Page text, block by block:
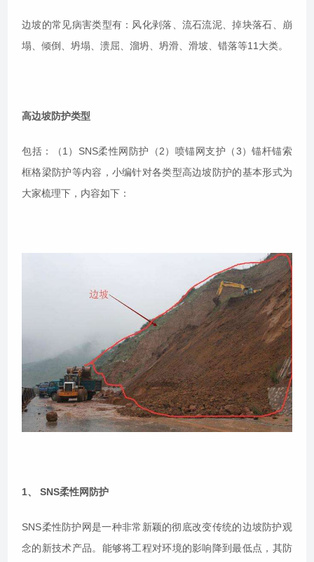
边坡的常见病害类型有：风化剥落、流石流泥、掉块落石、崩
塌、倾倒、坍塌、溃屈、溜坍、坍滑、滑坡、错落等11大类。
高边坡防护类型
包括：（1）SNS柔性网防护（2）喷锚网支护（3）锚杆锚索
框格梁防护等内容，小编针对各类型高边坡防护的基本形式为
大家梳理下，内容如下：
1、 SNS柔性网防护
SNS柔性防护网是一种非常新颖的彻底改变传统的边坡防护观
念的新技术产品。能够将工程对环境的影响降到最低点，其防